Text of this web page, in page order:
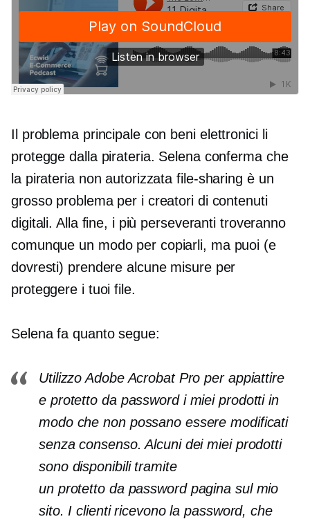
Il problema principale con beni elettronicili
protegge dalla pirateria. Selena conferma che
la pirateria non autorizzatafile-sharing è un
grosso problema per i creatori di contenuti
digitali. Alla fine, i più perseveranti troveranno
comunque un modo per copiarli, ma puoi (e
dovresti) prendere alcune misure per
proteggere i tuoi file.
Selena fa quanto segue:
Utilizzo Adobe Acrobat Pro per appiattire
e protetto da passwordi miei prodotti in
modo che non possano essere modificati
senza consenso. Alcuni dei miei prodotti
sono disponibili tramite
un protetto da passwordpagina sul mio
sito. I clienti ricevono la password, che